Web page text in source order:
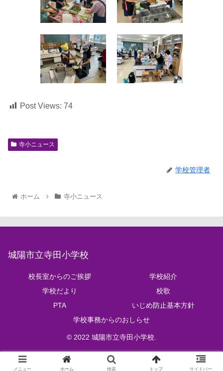
Post Views: 74
寺小ニュース
学校管理者
ホーム 寺小ニュース
城陽市立寺田小学校
校長室からのご挨拶
学校紹介
学校だより
校歌
PTA
いじめ防止基本方針
学校事務からのおしらせ
© 2022 城陽市立寺田小学校.
メニュー ホーム 検索 トップ サイドバー